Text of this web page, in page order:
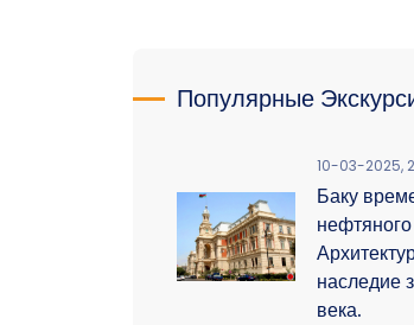
Популярные
10-03-2025,
Баку
наследие
века.